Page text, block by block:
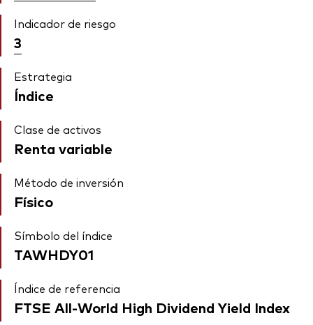
Indicador de riesgo
3
Estrategia
Índice
Clase de activos
Renta variable
Método de inversión
Físico
Símbolo del índice
TAWHDY01
Índice de referencia
FTSE All-World High Dividend Yield Index